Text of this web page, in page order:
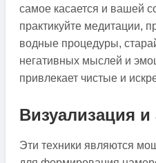
самое касается и вашей
практикуйте медитации,
водные процедуры,
негативных мыслей и
привлекает чистые и
Визуализация
Эти техники являются